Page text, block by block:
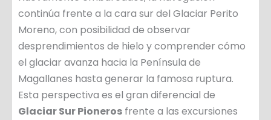
continúa frente a la cara sur del Glaciar Perito
Moreno, con posibilidad de observar
desprendimientos de hielo y comprender cómo
el glaciar avanza hacia la Península de
Magallanes hasta generar la famosa ruptura.
Esta perspectiva es el gran diferencial de
Glaciar Sur Pioneros frente a las excursiones